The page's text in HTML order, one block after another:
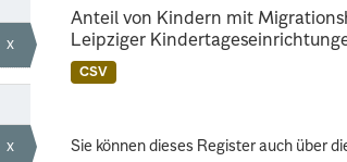
x
x
Anteil von Kindern mit
Leipziger
CSV
Sie können dieses Register auch über